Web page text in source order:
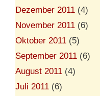
Dezember 2011 (4)
November 2011 (6)
Oktober 2011 (5)
September 2011 (6)
August 2011 (4)
Juli 2011 (6)